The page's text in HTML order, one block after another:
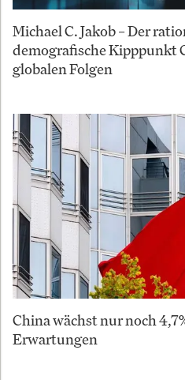
Michael C. Jakob – Der
demografische Kipppunkt
globalen Folgen
China wächst nur noch
Erwartungen